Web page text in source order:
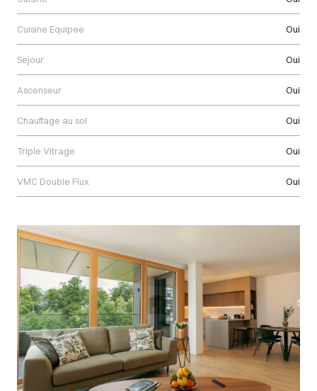
Cuisine Equipee Oui
Sejour Oui
Ascenseur Oui
Chauffage au sol Oui
Triple Vitrage Oui
VMC Double Flux Oui
Images Gallery